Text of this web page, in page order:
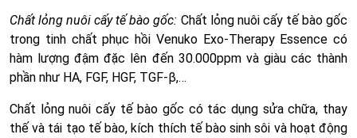
Chất lỏng nuôi cấy tế bào gốc: Chất lỏng nuôi cấy tế bào gốc
trong tinh chất phục hồi Venuko Exo-Therapy Essence có
hàm lượng đậm đặc lên đến 30.000ppm và giàu các thành
phần như HA, FGF, HGF, TGF-β,…
Chất lỏng nuôi cấy tế bào gốc có tác dụng sửa chữa, thay
thế và tái tạo tế bào, kích thích tế bào sinh sôi và hoạt động